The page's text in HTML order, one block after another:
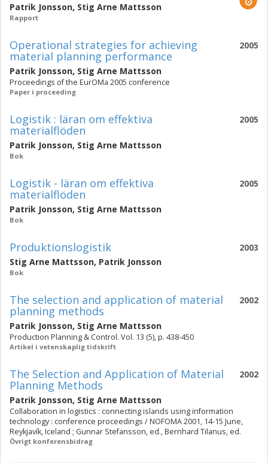
Patrik Jonsson, Stig Arne Mattsson
Rapport
2005
Operational strategies for achieving
material planning performance
Patrik Jonsson, Stig Arne Mattsson
Proceedings of the EurOMa 2005 conference
Paper i proceeding
2005
Logistik : läran om effektiva
materialflöden
Patrik Jonsson, Stig Arne Mattsson
Bok
2005
Logistik - läran om effektiva
materialflöden
Patrik Jonsson, Stig Arne Mattsson
Bok
2003
Produktionslogistik
Stig Arne Mattsson, Patrik Jonsson
Bok
2002
The selection and application of material
planning methods
Patrik Jonsson, Stig Arne Mattsson
Production Planning & Control. Vol. 13 (5), p. 438-450
Artikel i vetenskaplig tidskrift
2002
The Selection and Application of Material
Planning Methods
Patrik Jonsson, Stig Arne Mattsson
Collaboration in logistics : connecting islands using information
technology : conference proceedings / NOFOMA 2001, 14-15 June,
Reykjavík, Iceland ; Gunnar Stefansson, ed., Bernhard Tilanus, ed.
Övrigt konferensbidrag